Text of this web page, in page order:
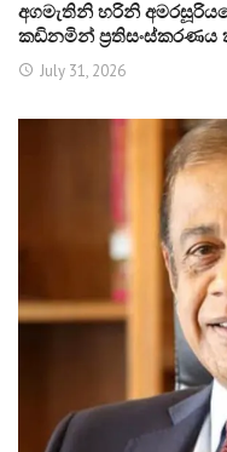
අගමැතිනි හරිනි
කඩිනමින් ප්‍රතිසංස්කරණය
July 31, 2026